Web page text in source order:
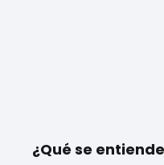
¿Qué se